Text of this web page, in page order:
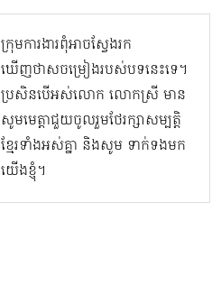
ក្រុមការងារពុំអាចស្វែងរក
ឃើញថាសចម្រៀងរបស់បទនេះទេ។
ប្រសិនបើអស់លោក លោកស្រី មាន
សូមមេត្តាជួយចូលរួមថែរក្សាសម្បត្តិ
ខ្មែរទាំងអស់គ្នា និងសូម ទាក់ទងមក
យើងខ្ញុំ។